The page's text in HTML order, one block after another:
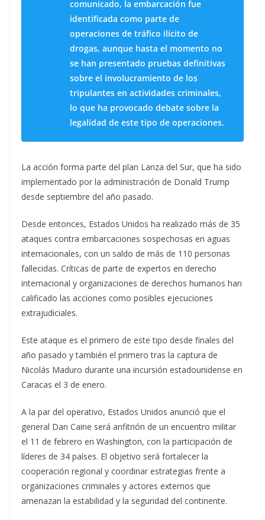
comunicado, la embarcación fue
identificada como parte de
operaciones de tráfico ilícito de
drogas, aunque hasta el momento no
se han presentado pruebas definitivas
sobre el involucramiento de los
tripulantes en actividades criminales,
lo que ha provocado debate sobre la
legalidad de este tipo de operaciones.
La acción forma parte del plan Lanza del Sur, que ha sido
implementado por la administración de Donald Trump
desde septiembre del año pasado.
Desde entonces, Estados Unidos ha realizado más de 35
ataques contra embarcaciones sospechosas en aguas
internacionales, con un saldo de más de 110 personas
fallecidas. Críticas de parte de expertos en derecho
internacional y organizaciones de derechos humanos han
calificado las acciones como posibles ejecuciones
extrajudiciales.
Este ataque es el primero de este tipo desde finales del
año pasado y también el primero tras la captura de
Nicolás Maduro durante una incursión estadounidense en
Caracas el 3 de enero.
A la par del operativo, Estados Unidos anunció que el
general Dan Caine será anfitrión de un encuentro militar
el 11 de febrero en Washington, con la participación de
líderes de 34 países. El objetivo será fortalecer la
cooperación regional y coordinar estrategias frente a
organizaciones criminales y actores externos que
amenazan la estabilidad y la seguridad del continente.